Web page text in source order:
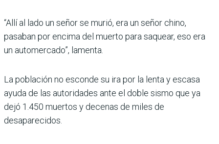
“Allí al lado un señor se murió, era un señor chino,
pasaban por encima del muerto para saquear, eso era
un automercado”, lamenta.
La población no esconde su ira por la lenta y escasa
ayuda de las autoridades ante el doble sismo que ya
dejó 1.450 muertos y decenas de miles de
desaparecidos.